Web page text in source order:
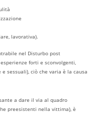
lavorativa).
nel Disturbo post
forti e sconvolgenti,
sessuali), ciò che varia è la causa
a dare il via al quadro
preesistenti nella vittima), è